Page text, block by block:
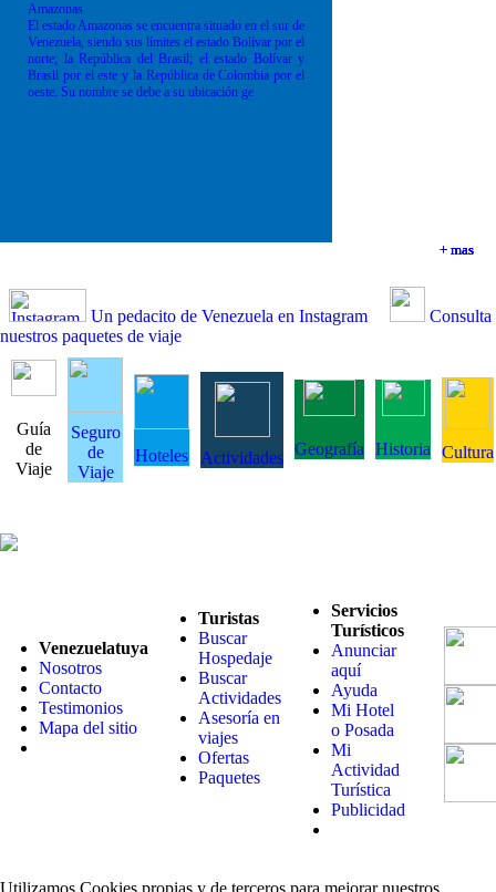
+ mas
+ mas
+ mas
Amazonas
El estado Amazonas se encuentra situado en el sur de
Venezuela, siendo sus límites el estado Bolívar por el
norte; la República del Brasil; el estado Bolívar y
Brasil por el este y la República de Colombia por el
oeste. Su nombre se debe a su ubicación ge
+ mas
Un pedacito de Venezuela en Instagram
Consulta
nuestros paquetes de viaje
Guía
de
Viaje
Seguro
de
Viaje
Hoteles Actividades Geografía Historia Cultura
Venezuelatuya
Nosotros
Contacto
Testimonios
Mapa del sitio
Turistas
Buscar
Hospedaje
Buscar
Actividades
Asesoría en
viajes
Ofertas
Paquetes
Servicios
Turísticos
Anunciar
aquí
Ayuda
Mi Hotel
o Posada
Mi
Actividad
Turística
Publicidad
Utilizamos Cookies propias y de terceros para mejorar nuestros